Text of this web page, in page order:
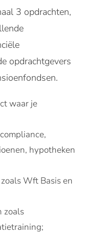
3 opdrachten,
opdrachtgevers
waar je
hypotheken
Wft Basis en
zoals